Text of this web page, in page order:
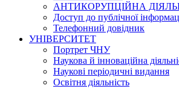
АНТИКОРУПЦІЙНА
Доступ до публічної
Телефонний довідник
УНІВЕРСИТЕТ
Портрет ЧНУ
Наукова й інноваційна
Наукові періодичні видання
Освітня діяльність